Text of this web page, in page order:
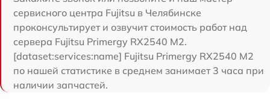
сервисного центра Fujitsu в Челябинске
проконсультирует и озвучит стоимость работ над
сервера Fujitsu Primergy RX2540 M2.
[dataset:services:name] Fujitsu Primergy RX2540 M2
по нашей статистике в среднем занимает 3 часа при
наличии запчастей.